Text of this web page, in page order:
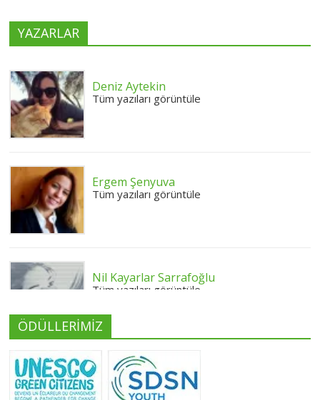
YAZARLAR
Deniz Aytekin
Tüm yazıları görüntüle
Ergem Şenyuva
Tüm yazıları görüntüle
Nil Kayarlar Sarrafoğlu
Tüm yazıları görüntüle
Yeliz Yılmaz
Tüm yazıları görüntüle
ÖDÜLLERİMİZ